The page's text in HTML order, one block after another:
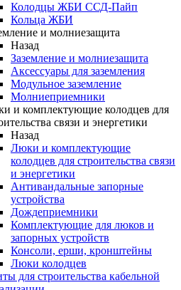
Колодцы ЖБИ ССД-Пайп
Кольца ЖБИ
и молниезащита
Назад
Заземление и молниезащита
Аксессуары для заземления
Модульное заземление
Молниеприемники
и комплектующие колодцев для
связи и энергетики
Назад
Люки и комплектующие
колодцев для строительства связи
и энергетики
Антивандальные запорные
устройства
Дождеприемники
Комплектующие для люков и
запорных устройств
Консоли, ерши, кронштейны
Люки колодцев
для строительства кабельной